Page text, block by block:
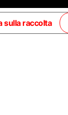
sulla raccolta